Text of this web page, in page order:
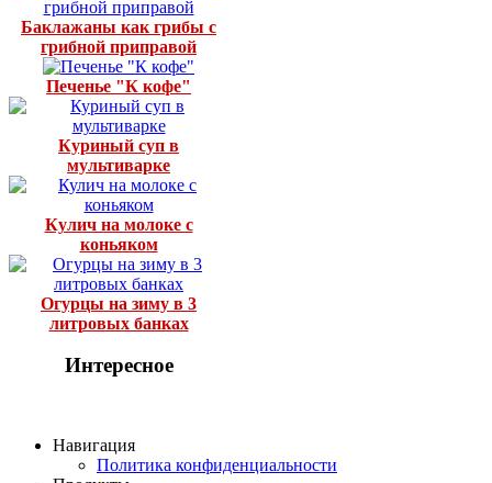
Баклажаны как грибы с
грибной приправой
Печенье "К кофе"
Куриный суп в
мультиварке
Кулич на молоке с
коньяком
Огурцы на зиму в 3
литровых банках
Интересное
Навигация
Политика конфиденциальности